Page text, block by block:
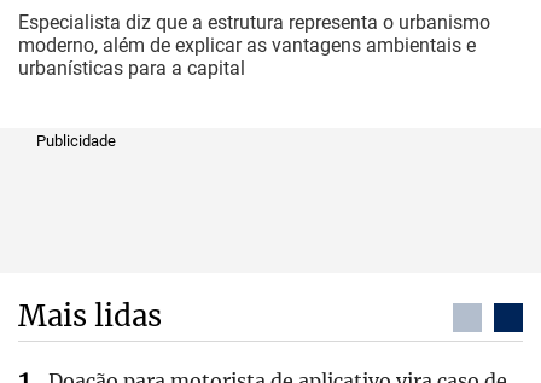
Especialista diz que a estrutura representa o urbanismo
moderno, além de explicar as vantagens ambientais e
urbanísticas para a capital
Publicidade
Mais lidas